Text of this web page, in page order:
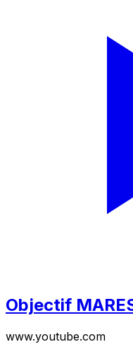
Objectif
www.youtube.com